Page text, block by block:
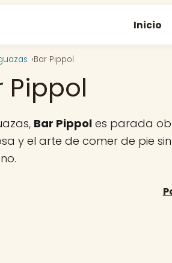
Inicio
Bar Pippol
Pippol
Bar Pippol es parada
y el arte de comer de pie